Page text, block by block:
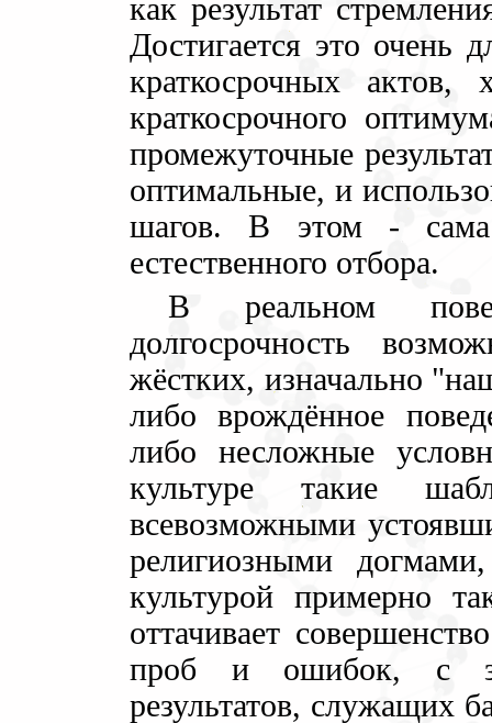
как результат
Достигается это очень
краткосрочных актов,
краткосрочного
промежуточные
оптимальные, и
шагов. В этом - сама
естественного отбора.
В реальном
долгосрочность
жёстких, изначально
либо врождённое
либо несложные
культуре такие
всевозможными
религиозными
культурой примерно
оттачивает
проб и ошибок, с
результатов, служащих